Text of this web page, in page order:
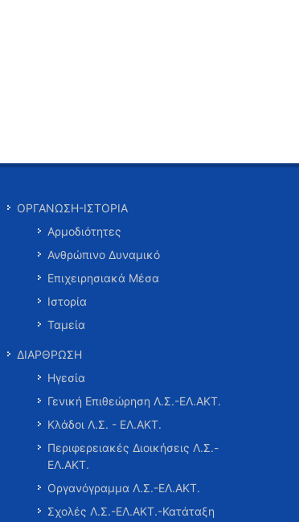
ΟΡΓΑΝΩΣΗ-ΙΣΤΟΡΙΑ
Αρμοδιότητες
Ανθρώπινο Δυναμικό
Επιχειρησιακά Μέσα
Ιστορία
Ταμεία
ΔΙΑΡΘΡΩΣΗ
Ηγεσία
Γενική Επιθεώρηση Λ.Σ.-ΕΛ.ΑΚΤ.
Κλάδοι Λ.Σ. - ΕΛ.ΑΚΤ.
Περιφερειακές Διοικήσεις Λ.Σ.-
ΕΛ.ΑΚΤ.
Οργανόγραμμα Λ.Σ.-ΕΛ.ΑΚΤ.
Σχολές Λ.Σ.-ΕΛ.ΑΚΤ.-Κατάταξη